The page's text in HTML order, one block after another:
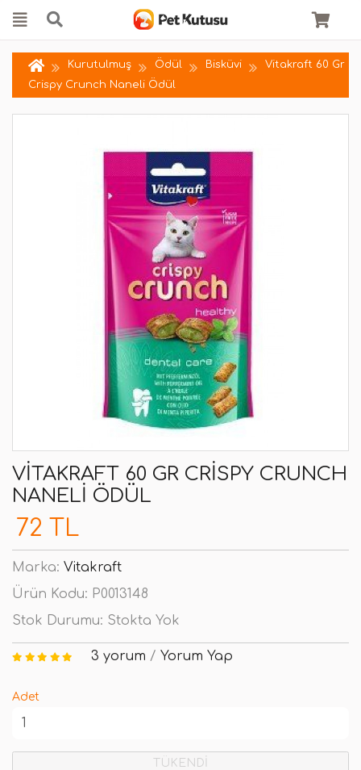
Kurutulmuş Ödül Bisküvi
Vitakraft 60 Gr
Crispy Crunch Naneli Ödül
VITAKRAFT 60 GR CRISPY CRUNCH
NANELI ÖDÜL
72 TL
Marka: Vitakraft
Ürün Kodu: P0013148
Stok Durumu: Stokta Yok
3 yorum / Yorum Yap
Adet
TÜKENDİ